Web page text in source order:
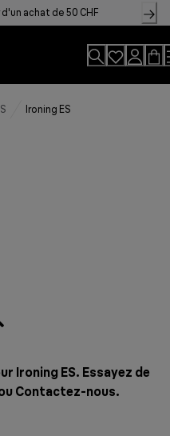
achat de 50 CHF
Ironing ES
Ironing ES. Essayez de
Contactez-nous.